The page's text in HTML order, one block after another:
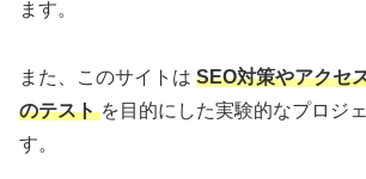
ます。
また、このサイトは SEO対策やアクセ
のテストを目的にした実験的なプロジ
す。